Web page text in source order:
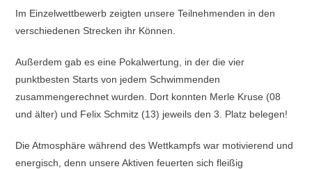
Im Einzelwettbewerb zeigten unsere Teilnehmenden in den
verschiedenen Strecken ihr Können.
Außerdem gab es eine Pokalwertung, in der die vier
punktbesten Starts von jedem Schwimmenden
zusammengerechnet wurden. Dort konnten Merle Kruse (08
und älter) und Felix Schmitz (13) jeweils den 3. Platz belegen!
Die Atmosphäre während des Wettkampfs war motivierend und
energisch, denn unsere Aktiven feuerten sich fleißig